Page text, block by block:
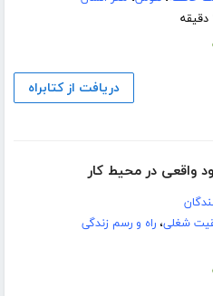
دریافت از کتابراه
واقعی در محیط کار
شغلی،راه و رسم زندگی